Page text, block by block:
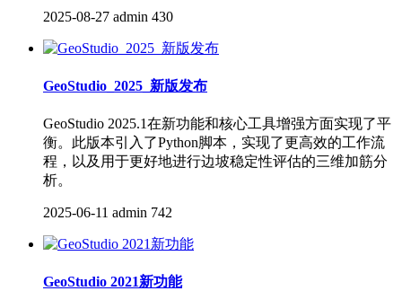
2025-08-27 admin 430
GeoStudio_2025_新版发布
GeoStudio 2025.1在新功能和核心工具增强方面实现了平
衡。此版本引入了Python脚本，实现了更高效的工作流
程，以及用于更好地进行边坡稳定性评估的三维加筋分
析。
2025-06-11 admin 742
GeoStudio 2021新功能